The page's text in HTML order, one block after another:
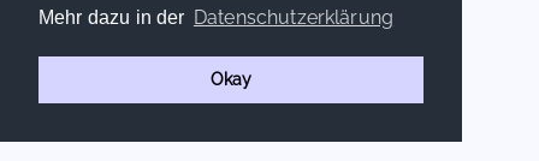
Mehr dazu in der Datenschutzerklärung
Okay